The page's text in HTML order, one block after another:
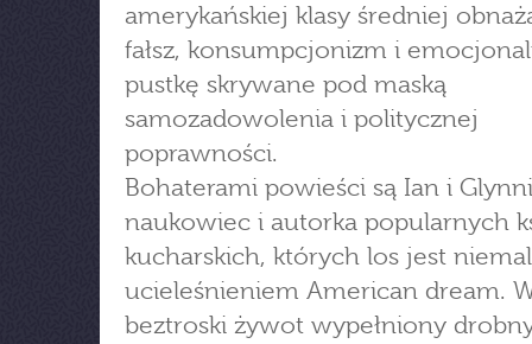
amerykańskiej klasy średniej
fałsz, konsumpcjonizm i
pustkę skrywane pod maską
samozadowolenia i politycznej
poprawności.
Bohaterami powieści są Ian i
naukowiec i autorka popularnych
kucharskich, których los jest niemal
ucieleśnieniem American dream.
beztroski żywot wypełniony